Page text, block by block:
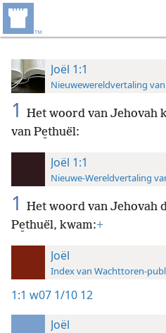
Joël 1:1
Nieuwewereldvertaling
1 Het woord van Jehovah
van Pe̱thuël:
Joël 1:1
Nieuwe-Wereldvertaling
1
Het woord van Jehovah
Pe̱thuël, kwam:+
Joël
Index van Wachttoren-
1:1 w07 1/10 12
Joël